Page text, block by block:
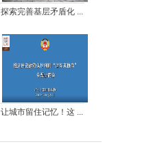
探索完善基层矛盾化 ...
让城市留住记忆！这 ...